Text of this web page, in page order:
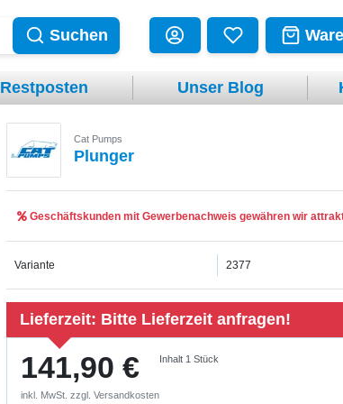
Suchen
Restposten Unser Blog
Cat Pumps
Plunger
Geschäftskunden mit Gewerbenachweis gewähren wir
Variante 2377
Lieferzeit: Bitte Lieferzeit anfragen!
141,90 € Inhalt 1Stück
inkl. MwSt. zzgl. Versandkosten